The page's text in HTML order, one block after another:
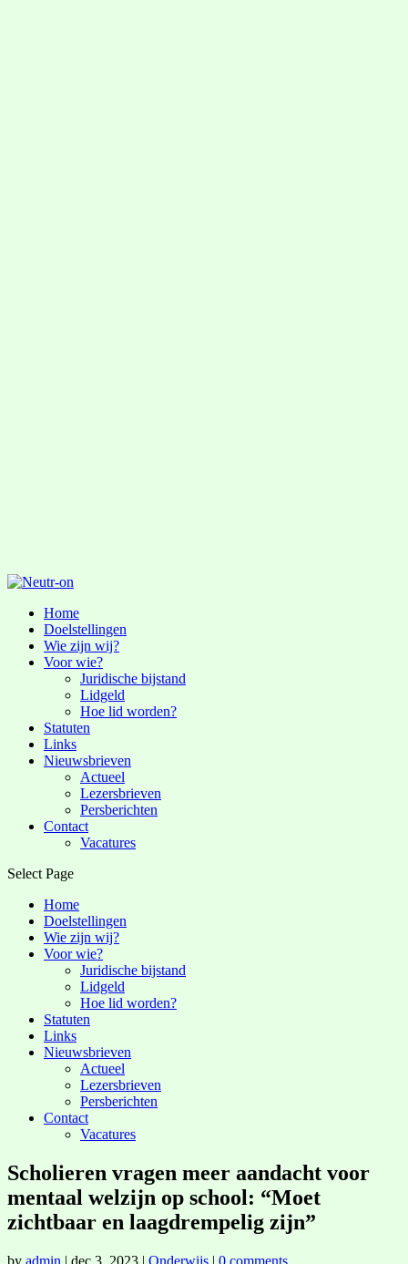
Home
Doelstellingen
Wie zijn wij?
Voor wie?
Juridische bijstand
Lidgeld
Hoe lid worden?
Statuten
Links
Nieuwsbrieven
Actueel
Lezersbrieven
Persberichten
Contact
Vacatures
Select Page
Home
Doelstellingen
Wie zijn wij?
Voor wie?
Juridische bijstand
Lidgeld
Hoe lid worden?
Statuten
Links
Nieuwsbrieven
Actueel
Lezersbrieven
Persberichten
Contact
Vacatures
Scholieren vragen meer aandacht voor
mentaal welzijn op school: “Moet
zichtbaar en laagdrempelig zijn”
by admin | dec 3, 2023 | Onderwijs | 0 comments